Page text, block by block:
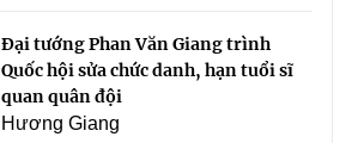
Đại tướng Phan Văn Giang trình
Quốc hội sửa chức danh, hạn tuổi sĩ
quan quân đội
Hương Giang